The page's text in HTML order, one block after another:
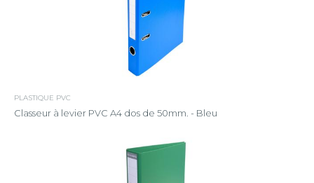
PLASTIQUE PVC
Classeur à levier PVC A4 dos de 50mm. - Bleu